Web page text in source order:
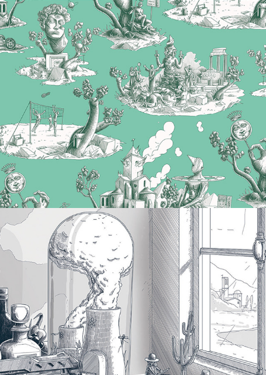
Toile de Jouy #1
2017
Nature Morte #4